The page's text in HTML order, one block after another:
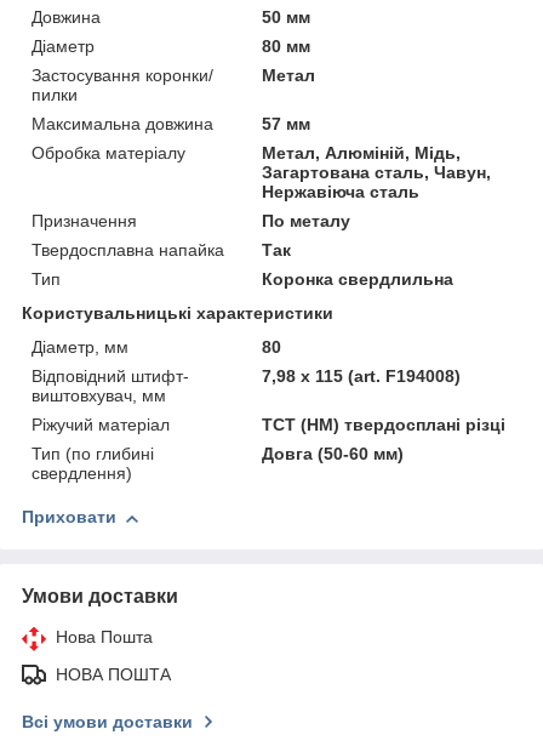
Довжина
50 мм
Діаметр
80 мм
Застосування коронки/
пилки
Метал
Максимальна довжина
57 мм
Обробка матеріалу
Метал, Алюміній, Мідь,
Загартована сталь, Чавун,
Нержавіюча сталь
Призначення
По металу
Твердосплавна напайка
Так
Тип
Коронка свердлильна
Користувальницькі характеристики
Діаметр, мм
80
Відповідний штифт-
виштовхувач, мм
7,98 x 115 (art. F194008)
Ріжучий матеріал
TCT (HM) твердосплані різці
Тип (по глибині
свердлення)
Довга (50-60 мм)
Приховати
Умови доставки
Нова Пошта
НОВА ПОШТА
Всі умови доставки